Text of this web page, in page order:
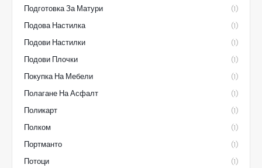
Подготовка За Матури (1)
Подова Настилка (1)
Подови Настилки (1)
Подови Плочки (1)
Покупка На Мебели (1)
Полагане На Асфалт (1)
Поликарт (1)
Полком (1)
Портманто (1)
Потоци (1)